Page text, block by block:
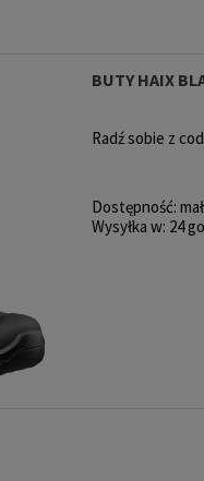
BUTY HAIX
Radź sobie z
Dostępność:
Wysyłka w: 24